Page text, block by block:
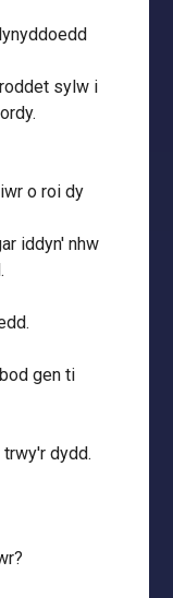
sylw i
o roi dy
iddyn' nhw
gen ti
dydd.